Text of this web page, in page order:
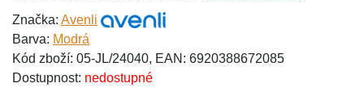
Značka: Avenli
Barva: Modrá
Kód zboží: 05-JL/24040, EAN: 6920388672085
Dostupnost: nedostupné